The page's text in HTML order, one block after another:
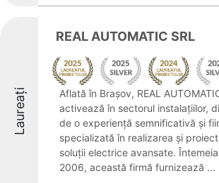
Laureați
REAL AUTOMATIC SRL
Aflată în Brașov, REAL
activează în sectorul instalațiilor,
de o experiență semnificativă și
specializată în realizarea și
soluții electrice avansate.
2006, această firmă furnizează ...